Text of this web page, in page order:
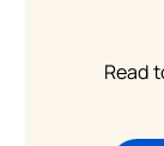
Read